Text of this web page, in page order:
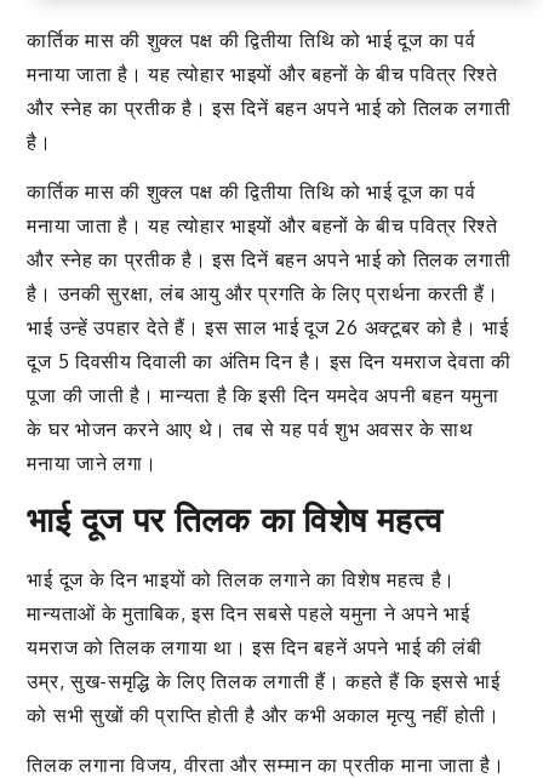
कार्तिक मास की शुक्ल पक्ष की द्वितीया तिथि को भाई दूज का पर्व
मनाया जाता है। यह त्योहार भाइयों और बहनों के बीच पवित्र रिश्ते
और स्नेह का प्रतीक है। इस दिनें बहन अपने भाई को तिलक लगाती
है।
कार्तिक मास की शुक्ल पक्ष की द्वितीया तिथि को भाई दूज का पर्व
मनाया जाता है। यह त्योहार भाइयों और बहनों के बीच पवित्र रिश्ते
और स्नेह का प्रतीक है। इस दिनें बहन अपने भाई को तिलक लगाती
है। उनकी सुरक्षा, लंब आयु और प्रगति के लिए प्रार्थना करती हैं।
भाई उन्हें उपहार देते हैं। इस साल भाई दूज 26 अक्टूबर को है। भाई
दूज 5 दिवसीय दिवाली का अंतिम दिन है। इस दिन यमराज देवता की
पूजा की जाती है। मान्यता है कि इसी दिन यमदेव अपनी बहन यमुना
के घर भोजन करने आए थे। तब से यह पर्व शुभ अवसर के साथ
मनाया जाने लगा।
भाई दूज पर तिलक का विशेष महत्व
भाई दूज के दिन भाइयों को तिलक लगाने का विशेष महत्व है।
मान्यताओं के मुताबिक, इस दिन सबसे पहले यमुना ने अपने भाई
यमराज को तिलक लगाया था। इस दिन बहनें अपने भाई की लंबी
उम्र, सुख-समृद्धि के लिए तिलक लगाती हैं। कहते हैं कि इससे भाई
को सभी सुखों की प्राप्ति होती है और कभी अकाल मृत्यु नहीं होती।
तिलक लगाना विजय, वीरता और सम्मान का प्रतीक माना जाता है।